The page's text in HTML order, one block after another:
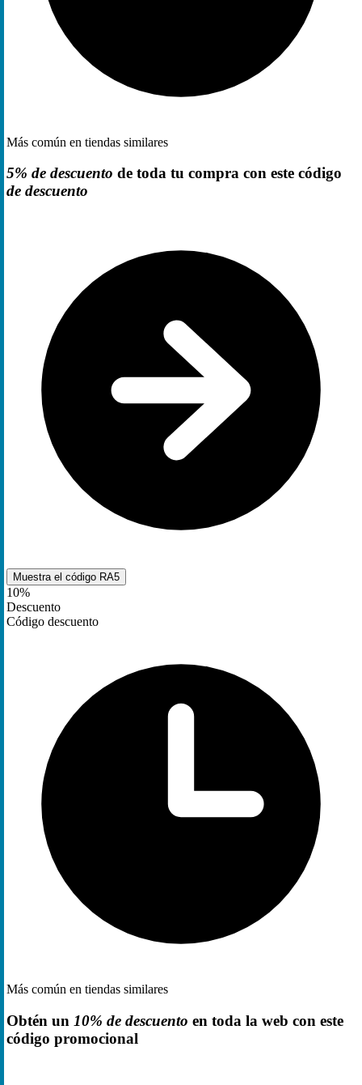
Más común en tiendas similares
5% de descuento de toda tu compra con este código
de descuento
Muestra el código RA5
10%
Descuento
Código descuento
Más común en tiendas similares
Obtén un 10% de descuento en toda la web con este
código promocional